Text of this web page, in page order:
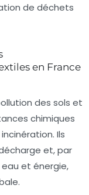
de déchets
en France
des sols et
chimiques
Ils
et, par
et énergie,